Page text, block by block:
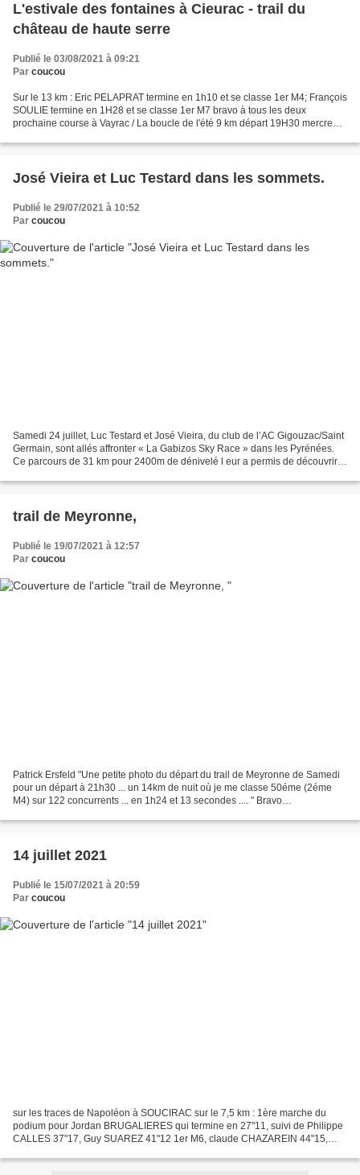
L'estivale des fontaines à Cieurac - trail du
château de haute serre
Publié le 03/08/2021 à 09:21
Par coucou
Sur le 13 km : Eric PELAPRAT termine en 1h10 et se classe 1er M4; François
SOULIE termine en 1H28 et se classe 1er M7 bravo à tous les deux
prochaine course à Vayrac / La boucle de l'été 9 km départ 19H30 mercredi
José Vieira et Luc Testard dans les sommets.
Publié le 29/07/2021 à 10:52
Par coucou
Samedi 24 juillet, Luc Testard et José Vieira, du club de l’AC Gigouzac/Saint
Germain, sont allés affronter « La Gabizos Sky Race » dans les Pyrénées.
Ce parcours de 31 km pour 2400m de dénivelé l eur a permis de découvrir
trail de Meyronne,
Publié le 19/07/2021 à 12:57
Par coucou
Patrick Ersfeld "Une petite photo du départ du trail de Meyronne de Samedi
pour un départ à 21h30 ... un 14km de nuit où je me classe 50éme (2éme
M4) sur 122 concurrents ... en 1h24 et 13 secondes .... " Bravo
14 juillet 2021
Publié le 15/07/2021 à 20:59
Par coucou
sur les traces de Napoléon à SOUCIRAC sur le 7,5 km : 1ère marche du
podium pour Jordan BRUGALIERES qui termine en 27"11, suivi de Philippe
CALLES 37"17, Guy SUAREZ 41"12 1er M6, claude CHAZAREIN 44"15,